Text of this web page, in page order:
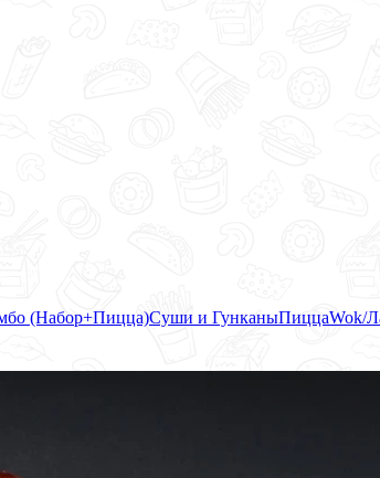
(Набор+Пицца)Суши и ГунканыПиццаWok/